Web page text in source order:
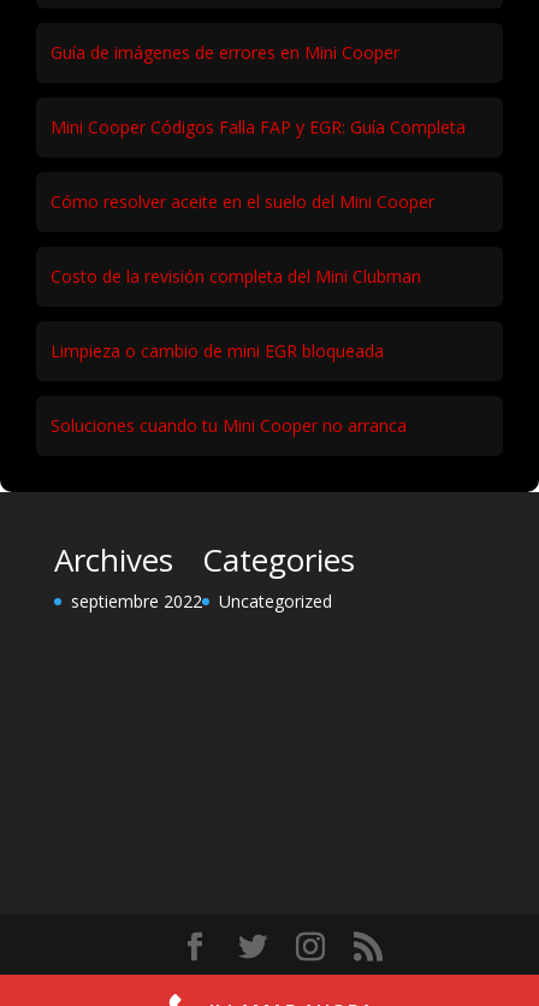
Guía de imágenes de errores en Mini Cooper
Mini Cooper Códigos Falla FAP y EGR: Guía Completa
Cómo resolver aceite en el suelo del Mini Cooper
Costo de la revisión completa del Mini Clubman
Limpieza o cambio de mini EGR bloqueada
Soluciones cuando tu Mini Cooper no arranca
Archives
septiembre 2022
Categories
Uncategorized